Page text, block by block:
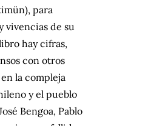
para
vivencias de su
hay cifras,
con otros
la compleja
y el pueblo
Bengoa, Pablo